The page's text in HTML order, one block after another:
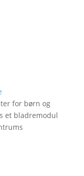
for børn og
et bladremodul